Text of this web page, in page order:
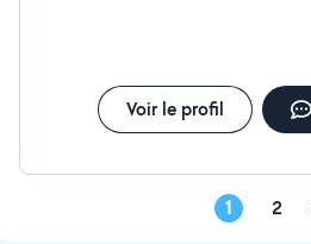
Voir le profil
1 2